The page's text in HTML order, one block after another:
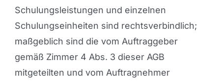
Schulungsleistungen und einzelnen
Schulungseinheiten sind rechtsverbindlich;
maßgeblich sind die vom Auftraggeber
gemäß Zimmer 4 Abs. 3 dieser AGB
mitgeteilten und vom Auftragnehmer